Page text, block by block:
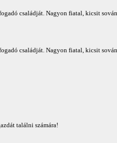
családját. Nagyon fiatal, kicsit
családját. Nagyon fiatal, kicsit
találni számára!